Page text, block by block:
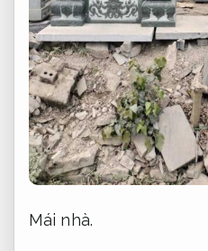
Mái nhà.